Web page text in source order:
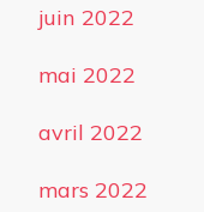
juin 2022
mai 2022
avril 2022
mars 2022